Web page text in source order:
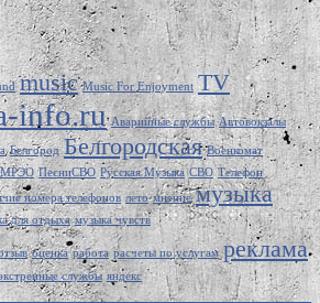
music Music For Enjoyment TV
info.ru Аварийные службы Автовокзалы
Белгород Белгородская Военкомат
МРЭО ПесниСВО Русская Музыка СВО Телефон
номера телефонов лето мнение музыка
для отдыха музыка чувств
оценка работа расчеты по услугам реклама
службы яндекс